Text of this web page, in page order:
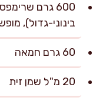
600 גרם
בינוני-גדול),
60 גרם חמאה
20 מ"ל שמן זית